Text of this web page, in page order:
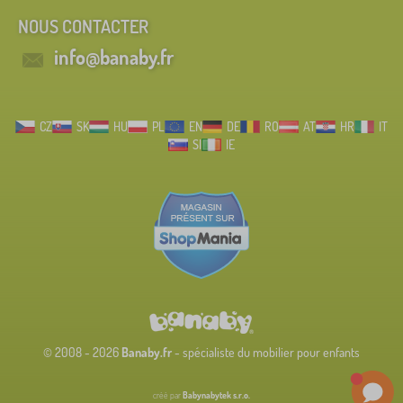
NOUS CONTACTER
info@banaby.fr
CZ SK HU PL EN DE RO AT HR
IT
SI
IE
© 2008 - 2026 Banaby.fr- spécialiste du mobilier pour enfants
créé parBabynabytek s.r.o.